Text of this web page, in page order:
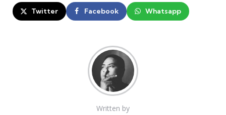
Twitter Facebook Whatsapp
Written by